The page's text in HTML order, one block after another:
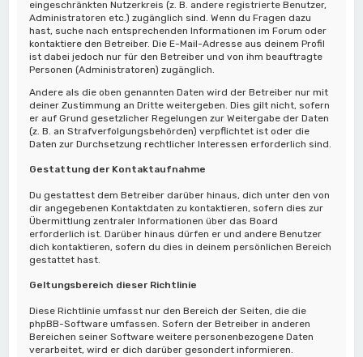
eingeschränkten Nutzerkreis (z. B. andere registrierte Benutzer,
Administratoren etc.) zugänglich sind. Wenn du Fragen dazu
hast, suche nach entsprechenden Informationen im Forum oder
kontaktiere den Betreiber. Die E-Mail-Adresse aus deinem Profil
ist dabei jedoch nur für den Betreiber und von ihm beauftragte
Personen (Administratoren) zugänglich.
Andere als die oben genannten Daten wird der Betreiber nur mit
deiner Zustimmung an Dritte weitergeben. Dies gilt nicht, sofern
er auf Grund gesetzlicher Regelungen zur Weitergabe der Daten
(z. B. an Strafverfolgungsbehörden) verpflichtet ist oder die
Daten zur Durchsetzung rechtlicher Interessen erforderlich sind.
Gestattung der Kontaktaufnahme
Du gestattest dem Betreiber darüber hinaus, dich unter den von
dir angegebenen Kontaktdaten zu kontaktieren, sofern dies zur
Übermittlung zentraler Informationen über das Board
erforderlich ist. Darüber hinaus dürfen er und andere Benutzer
dich kontaktieren, sofern du dies in deinem persönlichen Bereich
gestattet hast.
Geltungsbereich dieser Richtlinie
Diese Richtlinie umfasst nur den Bereich der Seiten, die die
phpBB-Software umfassen. Sofern der Betreiber in anderen
Bereichen seiner Software weitere personenbezogene Daten
verarbeitet, wird er dich darüber gesondert informieren.